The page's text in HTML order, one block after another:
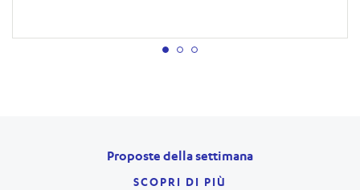
Proposte della settimana
SCOPRI DI PIÙ